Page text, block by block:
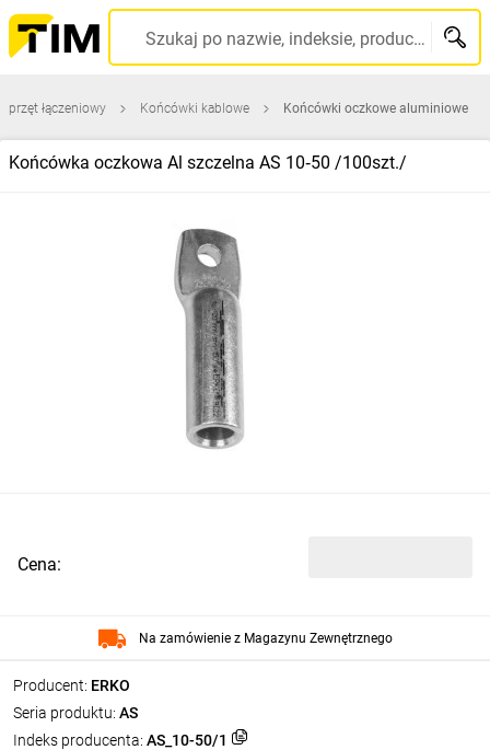
Szukaj po nazwie, indeksie, producencie, kodzie kreskowym...
łączeniowy Końcówki kablowe Końcówki oczkowe aluminiowe
Końcówka oczkowa Al szczelna AS 10‑50 /100szt./
Producent: ERKO
Seria produktu: AS
Indeks producenta: AS_10-50/1
Cena:
Na zamówienie z Magazynu Zewnętrznego